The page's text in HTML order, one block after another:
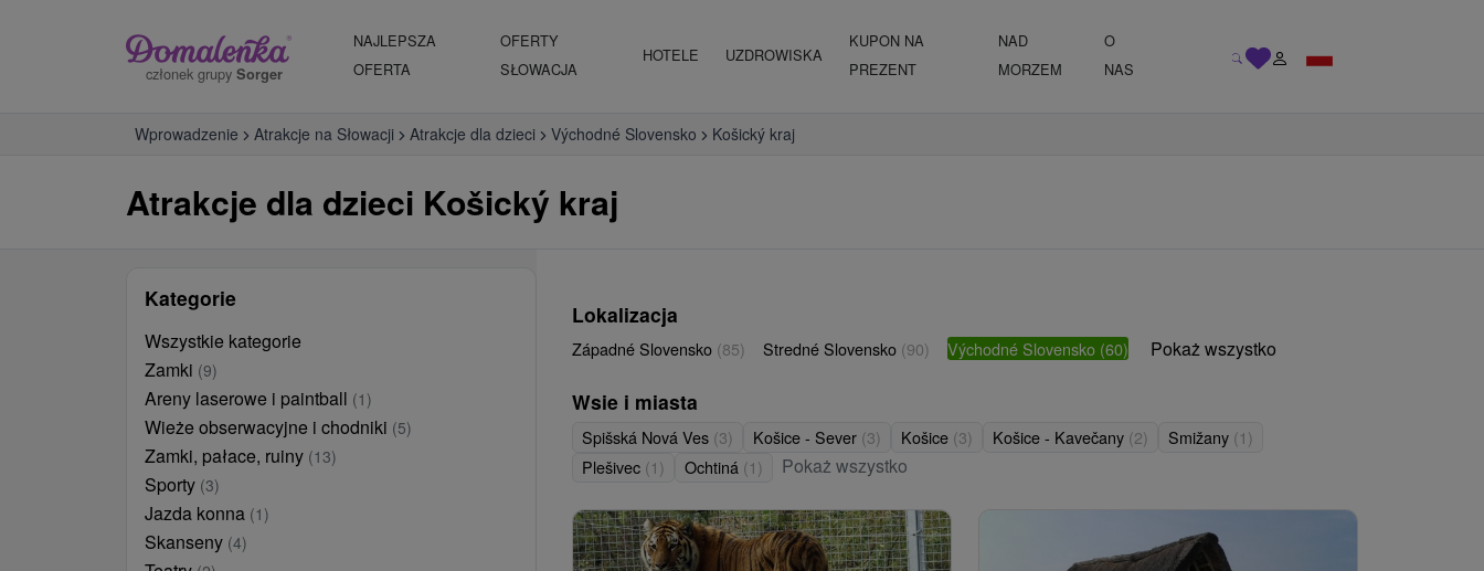
członek grupy Sorger
NAJLEPSZA
OFERTA
OFERTY
SŁOWACJA
HOTELE UZDROWISKA
KUPON NA
PREZENT
NAD
MORZEM
O
NAS
Wprowadzenie Atrakcje na Słowacji Atrakcje dla dzieci Východné Slovensko Košický kraj
Atrakcje dla dzieci Košický kraj
Kategorie
Wszystkie kategorie
Zamki (9)
Areny laserowe i paintball (1)
Wieże obserwacyjne i chodniki (5)
Zamki, pałace, ruiny (13)
Sporty (3)
Jazda konna (1)
Skanseny (4)
Lokalizacja
Západné Slovensko (85) Stredné Slovensko (90) Východné Slovensko (60) Pokaż wszystko
Wsie i miasta
Spišská Nová Ves (3) Košice - Sever (3) Košice (3) Košice - Kavečany (2) Smižany (1)
Plešivec (1) Ochtiná (1) Pokaż wszystko